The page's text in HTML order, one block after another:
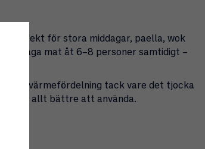
perfekt för stora middagar, paella, wok
att laga mat åt 6–8 personer samtidigt –
värmefördelning tack vare det tjocka
den allt bättre att använda.